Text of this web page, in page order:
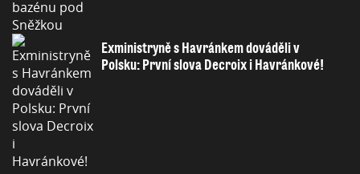
Exministryně s Havránkem dováděli v
Polsku: První slova Decroix i Havránkové!